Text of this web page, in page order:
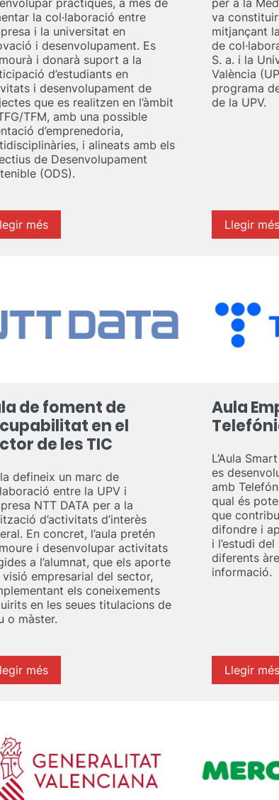
la col·laboració entre
i la universitat en
i desenvolupament. Es
i donarà suport a la
d’estudiants en
i desenvolupament de
que es realitzen en l’àmbit
TFM, amb una possible
d’emprenedoria,
i alineats amb els
de Desenvolupament
(ODS).
més
va
mitjançant
de
S. a. i la
València
programa
de la UPV.
Llegir més
de foment de
en el
de les TIC
defineix un marc de
entre la UPV i
NTT DATA per a la
d’activitats d’interès
En concret, l’aula pretén
i desenvolupar activitats
a l’alumnat, que els aporte
visió empresarial del sector,
els coneixements
en les seues titulacions de
o màster.
més
Aula
L’Aula
es
amb
qual és
que
difondre i
i l’estudi
diferents
informació.
Llegir més